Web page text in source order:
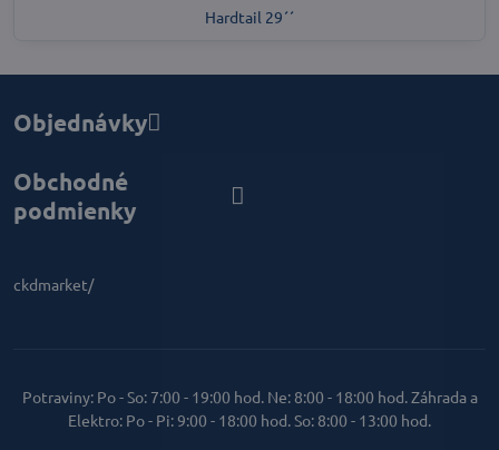
Hardtail 29´´
Objednávky
Obchodné
podmienky
ckdmarket/
Potraviny: Po - So: 7:00 - 19:00 hod. Ne: 8:00 - 18:00 hod. Záhrada a
Elektro: Po - Pi: 9:00 - 18:00 hod. So: 8:00 - 13:00 hod.